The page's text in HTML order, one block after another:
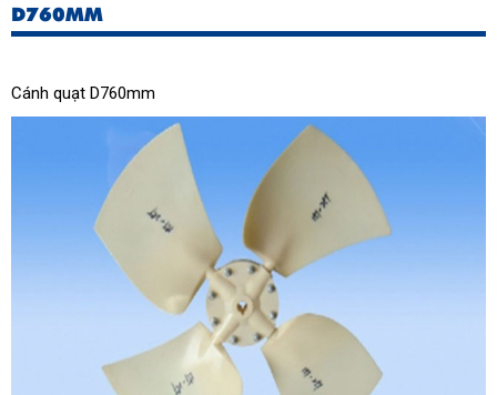
D760MM
Cánh quạt D760mm